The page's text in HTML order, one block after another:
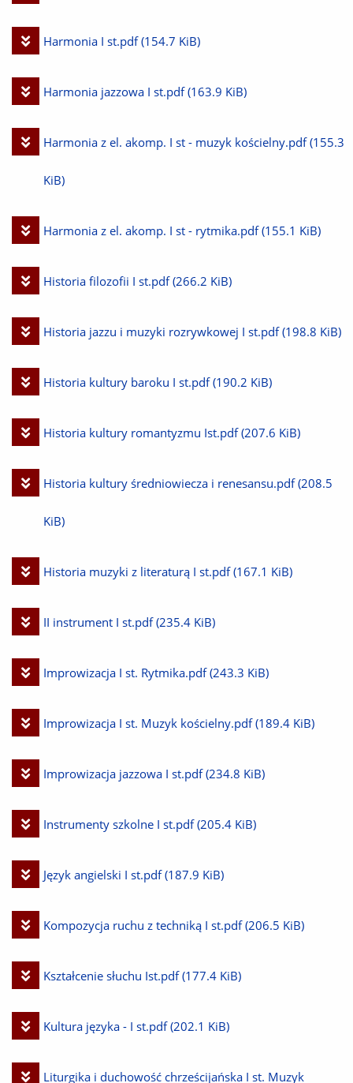
Pobierz
Harmonia I st.pdf (154.7 KiB)
Pobierz
Harmonia jazzowa I st.pdf (163.9 KiB)
Pobierz
plik
Harmonia z el. akomp. I st - muzyk kościelny.pdf (155.3
KiB)
Pobierz
Harmonia z el. akomp. I st - rytmika.pdf (155.1 KiB)
Pobierz
Historia filozofii I st.pdf (266.2 KiB)
Pobierz
Historia jazzu i muzyki rozrywkowej I st.pdf (198.8 KiB)
Pobierz
Historia kultury baroku I st.pdf (190.2 KiB)
Pobierz
Historia kultury romantyzmu Ist.pdf (207.6 KiB)
Pobierz
plik
Historia kultury średniowiecza i renesansu.pdf (208.5
KiB)
Pobierz
Historia muzyki z literaturą I st.pdf (167.1 KiB)
Pobierz
II instrument I st.pdf (235.4 KiB)
Pobierz
Improwizacja I st. Rytmika.pdf (243.3 KiB)
Pobierz
Improwizacja I st. Muzyk kościelny.pdf (189.4 KiB)
Pobierz
Improwizacja jazzowa I st.pdf (234.8 KiB)
Pobierz
Instrumenty szkolne I st.pdf (205.4 KiB)
Pobierz
Język angielski I st.pdf (187.9 KiB)
Pobierz
Kompozycja ruchu z techniką I st.pdf (206.5 KiB)
Pobierz
Kształcenie słuchu Ist.pdf (177.4 KiB)
Pobierz
Kultura języka - I st.pdf (202.1 KiB)
Pobierz
Liturgika i duchowość chrześcijańska I st. Muzyk